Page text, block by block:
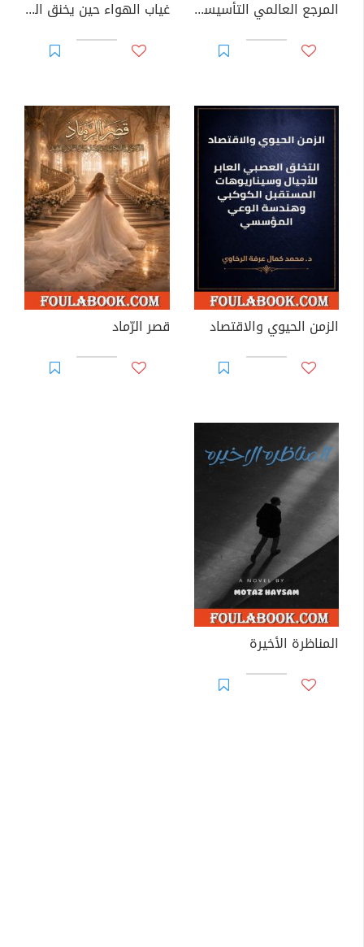
المرجع العالمي التأسيسي في القانون العصبي ونظريات الحوكمة المعرفية غياب الهواء حين يخنق العالم بلا نساء: تشريح الانهيار الذكوري في عالم مجرد من الأنوثة
الزمن الحيوي والاقتصاد قصر الرّماد
المناظرة الأخيرة